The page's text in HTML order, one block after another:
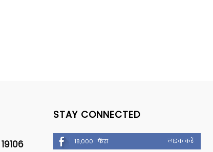
19106
STAY CONNECTED
18,000 फैंस लाइक करें